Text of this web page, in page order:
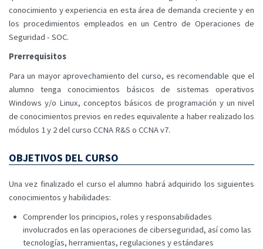
conocimiento y experiencia en esta área de demanda creciente y en
los procedimientos empleados en un Centro de Operaciones de
Seguridad - SOC.
Prerrequisitos
Para un mayor aprovechamiento del curso, es recomendable que el
alumno tenga conocimientos básicos de sistemas operativos
Windows y/o Linux, conceptos básicos de programación y un nivel
de conocimientos previos en redes equivalente a haber realizado los
módulos 1 y 2 del curso CCNA R&S o CCNA v7.
OBJETIVOS DEL CURSO
Una vez finalizado el curso el alumno habrá adquirido los siguientes
conocimientos y habilidades:
Comprender los principios, roles y responsabilidades
involucrados en las operaciones de ciberseguridad, así como las
tecnologías, herramientas, regulaciones y estándares